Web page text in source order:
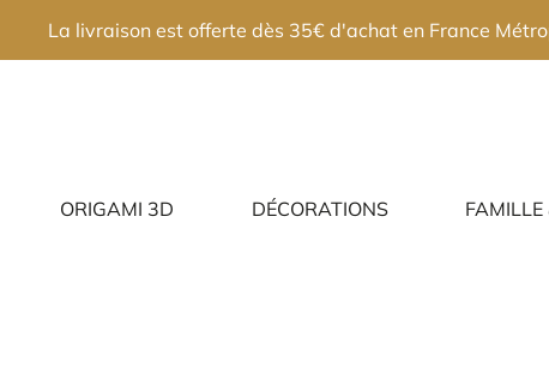
ORIGAMI 3D DÉCORATIONS
La livraison est offerte dès 35€ d'achat en France
×